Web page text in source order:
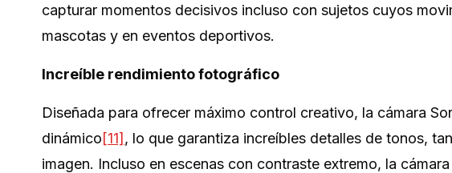
capturar momentos decisivos incluso con sujetos cuyos
mascotas y en eventos deportivos.
Increíble rendimiento fotográfico
Diseñada para ofrecer máximo control creativo, la cámara
dinámico[11] , lo que garantiza increíbles detalles de tonos,
imagen. Incluso en escenas con contraste extremo, la